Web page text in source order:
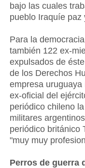
bajo las cuales
pueblo Iraquíe paz
Para la
también 122 ex-
expulsados de
de los Derechos
empresa
ex-oficial del
periódico chileno
militares
periódico británico
"muy muy
Perros de guerra